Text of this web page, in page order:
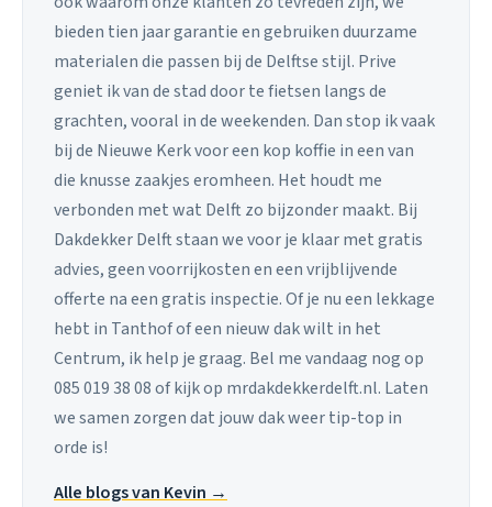
bieden tien jaar garantie en gebruiken duurzame
materialen die passen bij de Delftse stijl. Prive
geniet ik van de stad door te fietsen langs de
grachten, vooral in de weekenden. Dan stop ik vaak
bij de Nieuwe Kerk voor een kop koffie in een van
die knusse zaakjes eromheen. Het houdt me
verbonden met wat Delft zo bijzonder maakt. Bij
Dakdekker Delft staan we voor je klaar met gratis
advies, geen voorrijkosten en een vrijblijvende
offerte na een gratis inspectie. Of je nu een lekkage
hebt in Tanthof of een nieuw dak wilt in het
Centrum, ik help je graag. Bel me vandaag nog op
085 019 38 08 of kijk op mrdakdekkerdelft.nl. Laten
we samen zorgen dat jouw dak weer tip-top in
orde is!
Alle blogs van Kevin →